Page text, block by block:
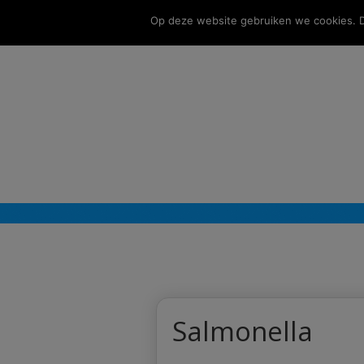
Salmonella
Op deze website gebruiken we cookies.